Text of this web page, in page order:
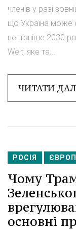
членів у разі
що Україна може
не пізніше 2030
Welt, яке та...
ЧИТАТИ
РОСІЯ
Чому
основні